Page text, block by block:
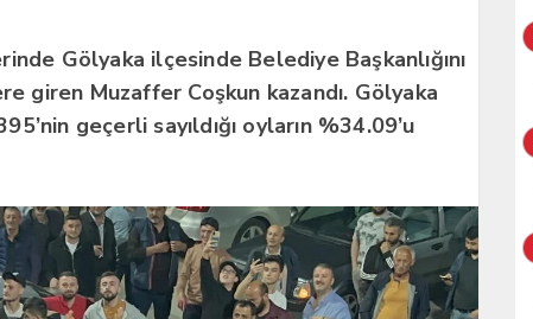
Gölyaka ilçesinde Belediye Başkanlığını
giren Muzaffer Coşkun kazandı. Gölyaka
geçerli sayıldığı oyların %34.09’u